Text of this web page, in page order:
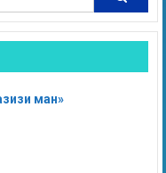
ман»